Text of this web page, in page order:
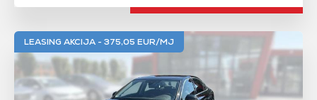
LEASING AKCIJA - 375,05 EUR/MJ